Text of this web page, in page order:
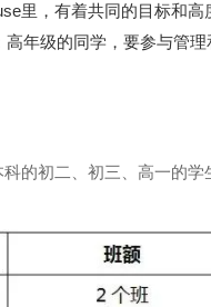
里，有着共同的目标和
年级的同学，要参与管
的初二、初三、高一的学